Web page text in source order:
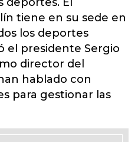
tiene en su sede en
los deportes
el presidente Sergio
director del
hablado con
para gestionar las